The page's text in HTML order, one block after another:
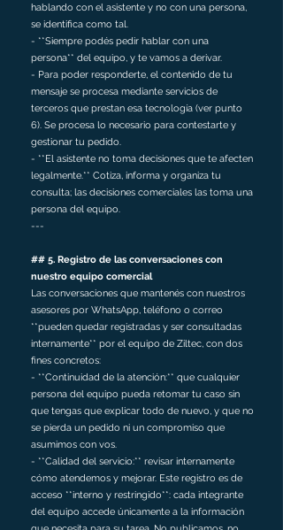
hablando con el asistente y no con una persona,
se identifica como tal.
- **Siempre podés pedir hablar con una
persona** del equipo, y te vamos a derivar.
- Para poder responderte, el contenido de tu
mensaje se procesa mediante servicios de
terceros que prestan esa tecnología (ver punto
6). Se procesa lo necesario para contestarte y
gestionar tu pedido.
- **El asistente no toma decisiones que te afecten
legalmente.** Cotiza, informa y organiza tu
consulta; las decisiones comerciales las toma una
persona del equipo.
---
## 5. Registro de las conversaciones con
nuestro equipo comercial
Las conversaciones que mantenés con nuestros
asesores por WhatsApp, teléfono o correo
**pueden quedar registradas y ser consultadas
internamente** por el equipo de Ziltec, con dos
fines concretos:
- **Continuidad de la atención:** que cualquier
persona del equipo pueda retomar tu caso sin
que tengas que explicar todo de nuevo, y que no
se pierda un pedido ni un compromiso que
asumimos con vos.
- **Calidad del servicio:** revisar internamente
cómo atendemos y mejorar. Este registro es de
acceso **interno y restringido**: cada integrante
del equipo accede únicamente a la información